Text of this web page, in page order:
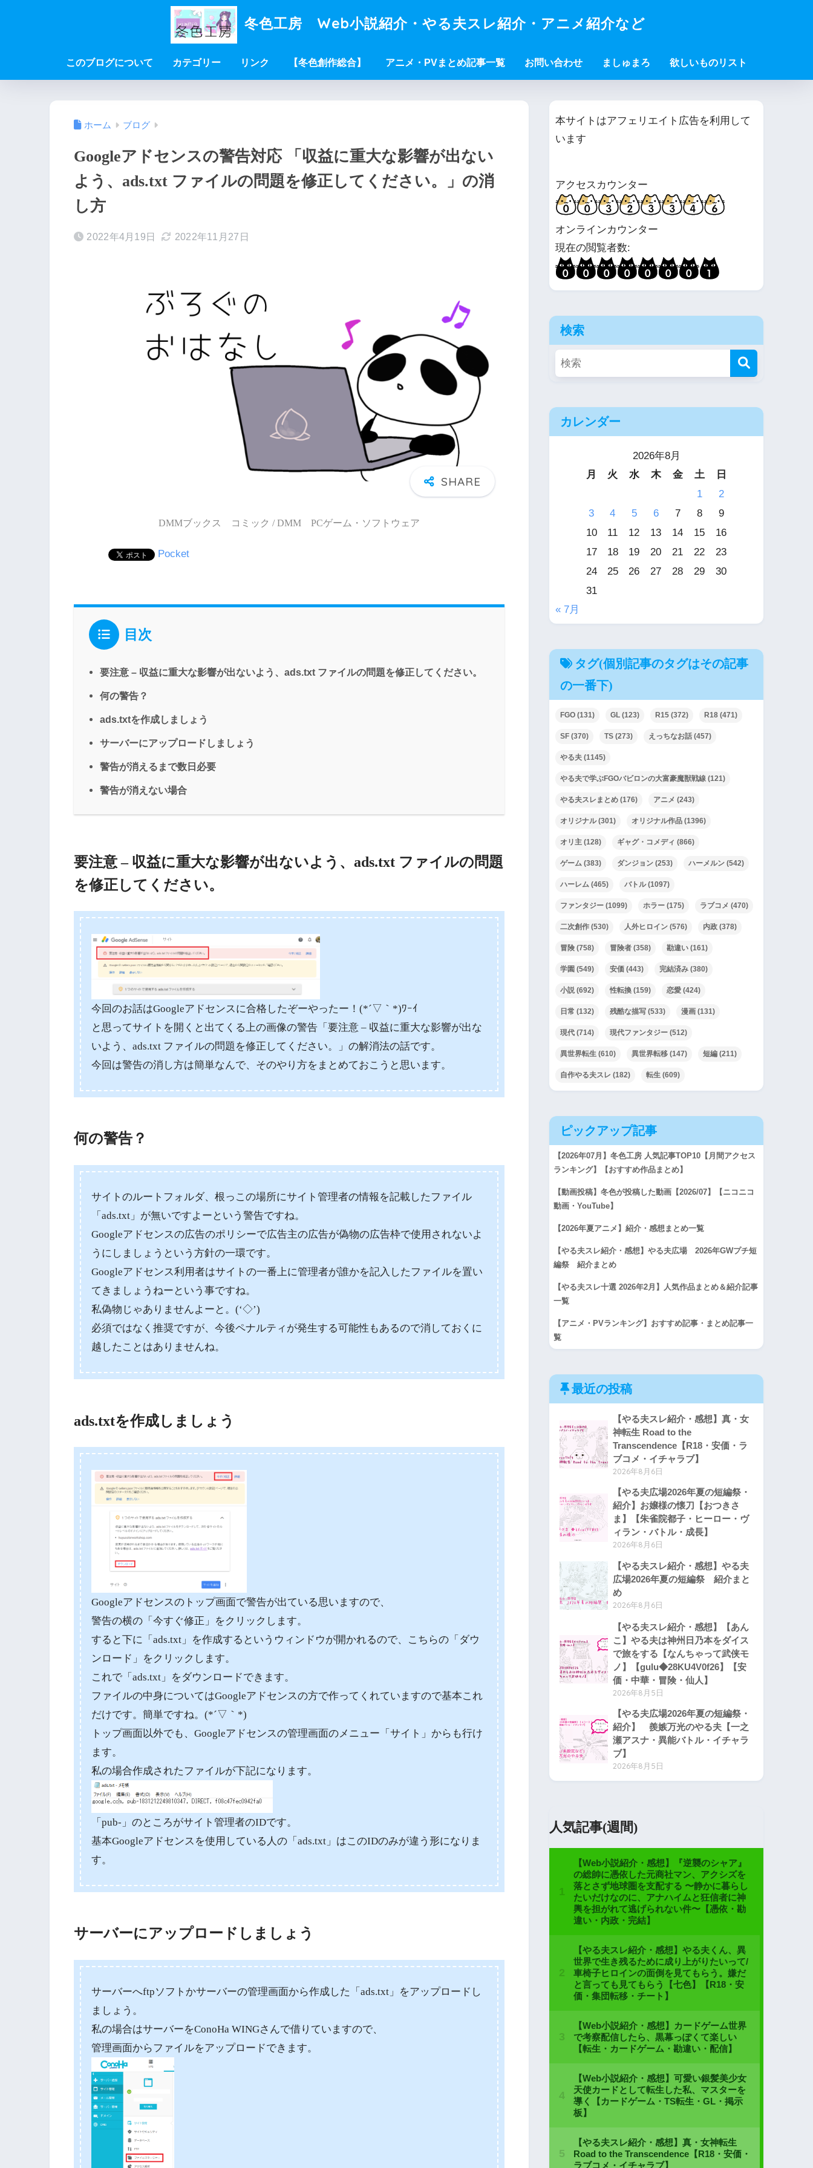
冬色工房 Web小説紹介・やる夫スレ紹介・アニメ紹介など
このブログについて カテゴリー リンク 【冬色創作総合】 アニメ・PVまとめ記事一覧 お問い合わせ ましゅまろ 欲しいものリスト
ホーム ブログ
Googleアドセンスの警告対応 「収益に重大な影響が出ない
よう、ads.txt ファイルの問題を修正してください。」の消
し方
2022年4月19日 2022年11月27日
DMMブックス コミック / DMM PCゲーム・ソフトウェア
Pocket
目次
要注意 – 収益に重大な影響が出ないよう、ads.txt ファイルの問題を修正してください。
何の警告？
ads.txtを作成しましょう
サーバーにアップロードしましょう
警告が消えるまで数日必要
警告が消えない場合
要注意 – 収益に重大な影響が出ないよう、ads.txt ファイルの問題
を修正してください。
今回のお話はGoogleアドセンスに合格したぞーやったー！(*´▽｀*)ﾜｰｲ
と思ってサイトを開くと出てくる上の画像の警告「要注意 – 収益に重大な影響が出な
いよう、ads.txt ファイルの問題を修正してください。」の解消法の話です。
今回は警告の消し方は簡単なんで、そのやり方をまとめておこうと思います。
何の警告？
サイトのルートフォルダ、根っこの場所にサイト管理者の情報を記載したファイル
「ads.txt」が無いですよーという警告ですね。
Googleアドセンスの広告のポリシーで広告主の広告が偽物の広告枠で使用されないよ
うにしましょうという方針の一環です。
Googleアドセンス利用者はサイトの一番上に管理者が誰かを記入したファイルを置い
てきましょうねーという事ですね。
私偽物じゃありませんよーと。(‘◇’)ゞ
必須ではなく推奨ですが、今後ペナルティが発生する可能性もあるので消しておくに
越したことはありませんね。
ads.txtを作成しましょう
Googleアドセンスのトップ画面で警告が出ている思いますので、
警告の横の「今すぐ修正」をクリックします。
すると下に「ads.txt」を作成するというウィンドウが開かれるので、こちらの「ダウ
ンロード」をクリックします。
これで「ads.txt」をダウンロードできます。
ファイルの中身についてはGoogleアドセンスの方で作ってくれていますので基本これ
だけです。簡単ですね。(*´▽｀*)
トップ画面以外でも、Googleアドセンスの管理画面のメニュー「サイト」からも行け
ます。
私の場合作成されたファイルが下記になります。
「pub-」のところがサイト管理者のIDです。
基本Googleアドセンスを使用している人の「ads.txt」はこのIDのみが違う形になりま
す。
サーバーにアップロードしましょう
サーバーへftpソフトかサーバーの管理画面から作成した「ads.txt」をアップロードし
ましょう。
私の場合はサーバーをConoHa WINGさんで借りていますので、
管理画面からファイルをアップロードできます。
本サイトはアフェリエイト広告を利用して
います
アクセスカウンター
オンラインカウンター
現在の閲覧者数:
検索
カレンダー
2026年8月
月
火 水 木 金 土
日
1
2
3
4 5 6 7 8
9
10
11 12 13 14 15
16
17
18 19 20 21 22
23
24
25 26 27 28 29
30
31
« 7月
タグ(個別記事のタグはその記事
の一番下)
FGO (131) GL (123) R15 (372) R18 (471)
SF (370) TS (273) えっちなお話 (457)
やる夫 (1145)
やる夫で学ぶFGOバビロンの大富豪魔獣戦線 (121)
やる夫スレまとめ (176) アニメ (243)
オリジナル(301) オリジナル作品 (1396)
オリ主 (128) ギャグ・コメディ (866)
ゲーム (383) ダンジョン (253) ハーメルン (542)
ハーレム (465) バトル(1097)
ファンタジー (1099) ホラー (175) ラブコメ (470)
二次創作 (530) 人外ヒロイン (576) 内政 (378)
冒険 (758) 冒険者 (358) 勘違い (161)
学園 (549) 安価 (443) 完結済み (380)
小説(692) 性転換 (159) 恋愛 (424)
日常 (132) 残酷な描写 (533) 漫画 (131)
現代 (714) 現代ファンタジー (512)
異世界転生 (610) 異世界転移 (147) 短編 (211)
自作やる夫スレ (182) 転生 (609)
ピックアップ記事
【2026年07月】冬色工房 人気記事TOP10【月間アクセス
ランキング】【おすすめ作品まとめ】
【動画投稿】冬色が投稿した動画【2026/07】【ニコニコ
動画・YouTube】
【2026年夏アニメ】紹介・感想まとめ一覧
【やる夫スレ紹介・感想】やる夫広場 2026年GWプチ短
編祭 紹介まとめ
【やる夫スレ十選 2026年2月】人気作品まとめ＆紹介記事
一覧
【アニメ・PVランキング】おすすめ記事・まとめ記事一
覧
最近の投稿
【やる夫スレ紹介・感想】真・女
神転生 Road to the
Transcendence【R18・安価・ラ
ブコメ・イチャラブ】
2026年8月6日
【やる夫広場2026年夏の短編祭・
紹介】お嬢様の懐刀【おつきさ
ま】【朱雀院都子・ヒーロー・ヴ
ィラン・バトル・成長】
2026年8月6日
【やる夫スレ紹介・感想】やる夫
広場2026年夏の短編祭 紹介まと
め
2026年8月6日
【やる夫スレ紹介・感想】【あん
こ】やる夫は神州日乃本をダイス
で旅をする【なんちゃって武侠モ
ノ】【gulu◆28KU4V0f26】【安
価・中華・冒険・仙人】
2026年8月5日
【やる夫広場2026年夏の短編祭・
紹介】 羨嫉万光のやる夫【一之
瀬アスナ・異能バトル・イチャラ
ブ】
2026年8月5日
人気記事(週間)